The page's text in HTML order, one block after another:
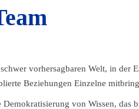
vorhersagbaren Welt, in der
Beziehungen Einzelne
von Wissen, das